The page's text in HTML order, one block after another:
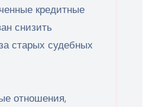
кредитные
снизить
старых судебных
отношения,